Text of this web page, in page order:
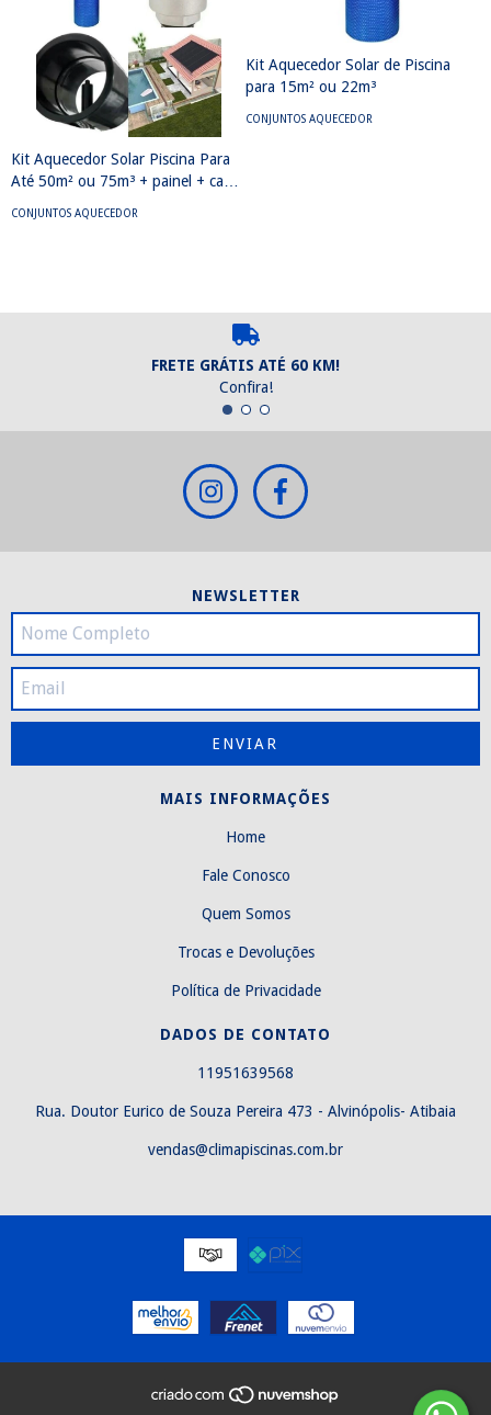
Kit Aquecedor Solar Piscina Para
Até 50m² ou 75m³ + painel + capa
CONJUNTOS AQUECEDOR
Kit Aquecedor Solar de Piscina
para 15m² ou 22m³
CONJUNTOS AQUECEDOR
FRETE GRÁTIS ATÉ 60 KM!
Confira!
NEWSLETTER
MAIS INFORMAÇÕES
Home
Fale Conosco
Quem Somos
Trocas e Devoluções
Política de Privacidade
DADOS DE CONTATO
11951639568
Rua. Doutor Eurico de Souza Pereira 473 - Alvinópolis- Atibaia
vendas@climapiscinas.com.br